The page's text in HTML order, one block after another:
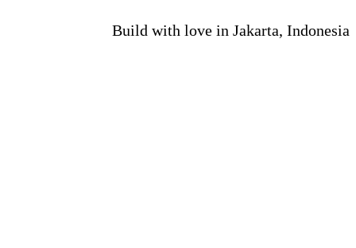
Build with love in Jakarta, Indonesia